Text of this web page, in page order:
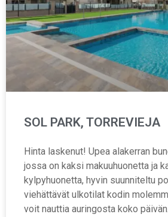
SOL PARK, TORREVIEJA
Hinta laskenut! Upea alakerran
jossa on kaksi makuuhuonetta ja
kylpyhuonetta, hyvin suunniteltu
viehättävät ulkotilat kodin
voit nauttia auringosta koko